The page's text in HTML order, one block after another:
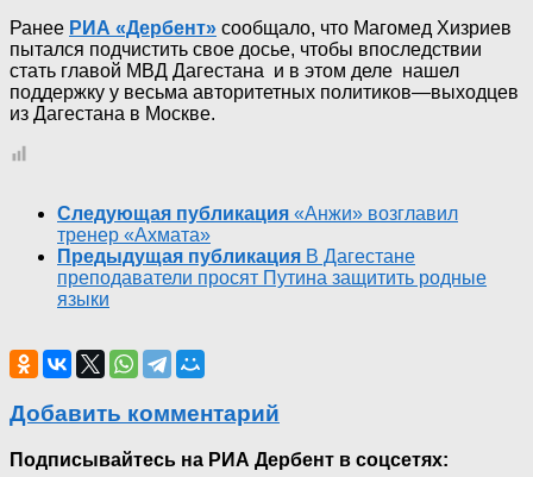
Ранее РИА «Дербент» сообщало, что Магомед Хизриев
пытался подчистить свое досье, чтобы впоследствии
стать главой МВД Дагестана и в этом деле нашел
поддержку у весьма авторитетных политиков—выходцев
из Дагестана в Москве.
Следующая публикация «Анжи» возглавил
тренер «Ахмата»
Предыдущая публикация В Дагестане
преподаватели просят Путина защитить родные
языки
Добавить комментарий
Подписывайтесь на РИА Дербент в соцсетях: